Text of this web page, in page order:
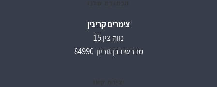
צימרים קריבין
נווה צין 15
מדרשת בן גוריון 84990